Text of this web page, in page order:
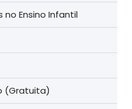
no Ensino Infantil
(Gratuita)